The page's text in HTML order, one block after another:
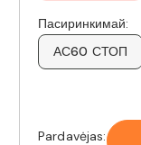
Пасиринкимай:
АС60 СТОП
Pardavėjas: